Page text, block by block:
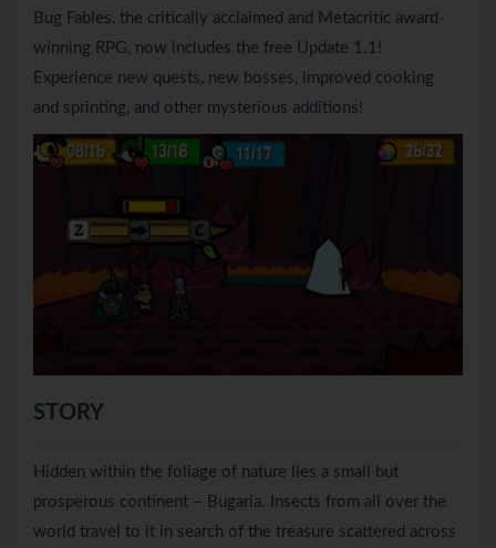
Bug Fables, the critically acclaimed and Metacritic award-
winning RPG, now includes the free Update 1.1!
Experience new quests, new bosses, improved cooking
and sprinting, and other mysterious additions!
STORY
Hidden within the foliage of nature lies a small but
prosperous continent – Bugaria. Insects from all over the
world travel to it in search of the treasure scattered across